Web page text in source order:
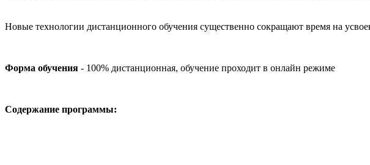
Новые технологии дистанционного обучения существенно сокращают время на
Форма обучения - 100% дистанционная, обучение проходит в онлайн режиме
Содержание программы: